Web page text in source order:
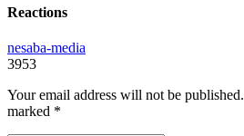
Reactions
nesaba-media
3953
Your email address will not be published.
marked *